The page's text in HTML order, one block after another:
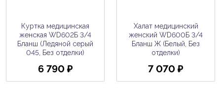
Куртка медицинская
женская WD602Б 3/4
Бланш (Ледяной серый
045, Без отделки)
6 790 ₽
Халат медицинский
женский WD600Б 3/4
Бланш Ж (Белый, Без
отделки)
7 070 ₽